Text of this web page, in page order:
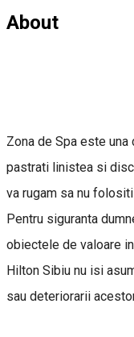
About
The Spa
Zona de Spa este
pastrati linistea si
va rugam sa nu
Pentru siguranta
obiectele de valoare
Hilton Sibiu nu isi
sau deteriorarii